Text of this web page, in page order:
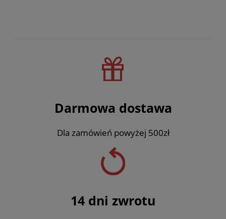
Darmowa dostawa
Dla zamówień powyżej 500zł
14 dni zwrotu